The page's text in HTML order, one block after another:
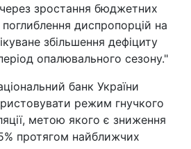
зростання бюджетних
диспропорцій на
збільшення дефіциту
опалювального сезону."
банк України
режим гнучкого
метою якого є зниження
5% протягом найближчих